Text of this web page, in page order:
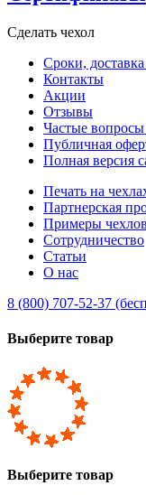
Сделать чехол
Сроки,
Контакты
Акции
Отзывы
Частые
Публичная
Полная версия
Печать на
Партнерская
Примеры чехлов
Сотрудничество
Статьи
О нас
8 (800) 707-52-37
Выберите товар
Выберите товар